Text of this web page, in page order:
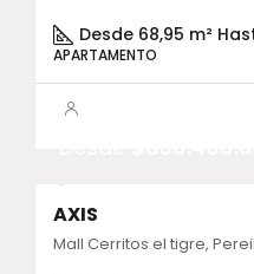
Desde 68,95 m²
APARTAMENTO
AXIS
Mall Cerritos el tigre,